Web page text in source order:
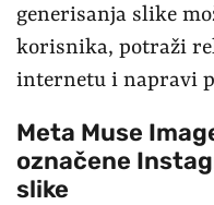
generisanja slike
korisnika, potraži
internetu i napravi
Meta Muse
označene
slike